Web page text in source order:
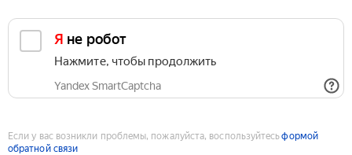
Я не робот
Нажмите, чтобы продолжить
Yandex SmartCaptcha
Если у вас возникли проблемы, пожалуйста, воспользуйтесьформой
обратной связи